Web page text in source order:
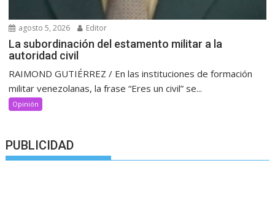
agosto 5, 2026 Editor
La subordinación del estamento militar a la
autoridad civil
RAIMOND GUTIÉRREZ / En las instituciones de formación
militar venezolanas, la frase “Eres un civil” se...
Opinión
PUBLICIDAD